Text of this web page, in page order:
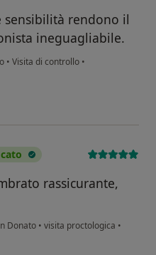
sensibilità rendono il
ineguagliabile.
• Visita di controllo •
rassicurante,
Donato • visita proctologica •